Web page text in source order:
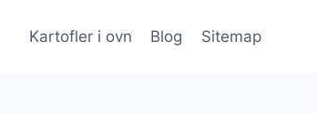
Kartofler i ovn Blog Sitemap